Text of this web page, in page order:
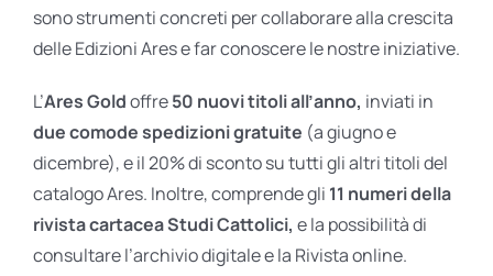
sono strumenti concreti per collaborare alla crescita
delle Edizioni Ares e far conoscere le nostre iniziative.
L’Ares Goldoffre50 nuovi titoli all’anno, inviati in
due comode spedizioni gratuite (a giugno e
dicembre), e il 20% di sconto su tutti gli altri titoli del
catalogo Ares. Inoltre, comprende gli 11 numeri della
rivista cartacea Studi Cattolici, e la possibilità di
consultare l’archivio digitale e la Rivista online.